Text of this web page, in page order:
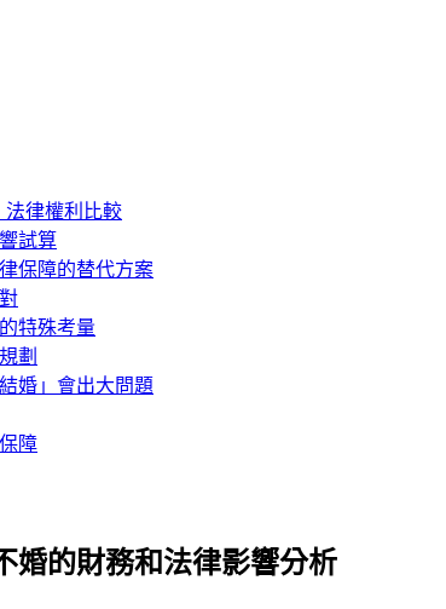
法律權利比較
試算
保障的替代方案
特殊考量
劃
婚」會出大問題
障
婚的財務和法律影響分析